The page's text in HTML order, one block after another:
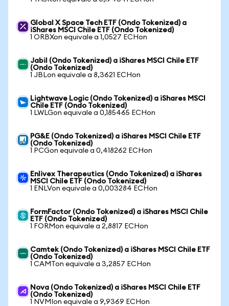
Global X Space Tech ETF (Ondo Tokenized) a
iShares MSCI Chile ETF (Ondo Tokenized)
1 ORBXon equivale a 1,0527 ECHon
Jabil (Ondo Tokenized) a iShares MSCI Chile ETF
(Ondo Tokenized)
1 JBLon equivale a 8,3621 ECHon
Lightwave Logic (Ondo Tokenized) a iShares MSCI
Chile ETF (Ondo Tokenized)
1 LWLGon equivale a 0,185465 ECHon
PG&E (Ondo Tokenized) a iShares MSCI Chile ETF
(Ondo Tokenized)
1 PCGon equivale a 0,418262 ECHon
Enlivex Therapeutics (Ondo Tokenized) a iShares
MSCI Chile ETF (Ondo Tokenized)
1 ENLVon equivale a 0,003284 ECHon
FormFactor (Ondo Tokenized) a iShares MSCI Chile
ETF (Ondo Tokenized)
1 FORMon equivale a 2,8817 ECHon
Camtek (Ondo Tokenized) a iShares MSCI Chile ETF
(Ondo Tokenized)
1 CAMTon equivale a 3,2857 ECHon
Nova (Ondo Tokenized) a iShares MSCI Chile ETF
(Ondo Tokenized)
1 NVMIon equivale a 9,9369 ECHon